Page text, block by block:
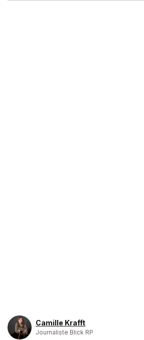
Camille Krafft
Journaliste Blick RP